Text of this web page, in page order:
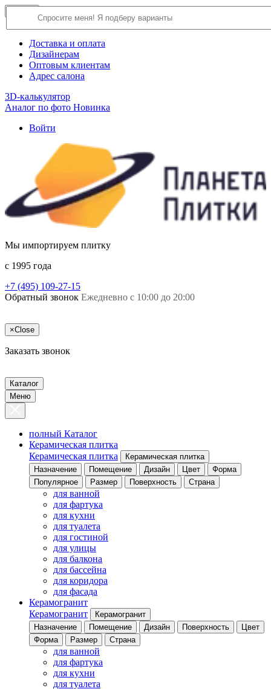
О компании
Доставка и оплата
Дизайнерам
Оптовым клиентам
Адрес салона
3D-калькулятор
Аналог по фото Новинка
Войти
Мы импортируем плитку
c 1995 года
+7 (495) 109-27-15
Обратный звонок Ежедневно с 10:00 до 20:00
×Close
Заказать звонок
Каталог
Меню
полный Каталог
Керамическая плитка
Керамическая плитка
Керамическая плитка
Назначение
Помещение Дизайн Цвет
Форма
Популярное
Размер Поверхность Страна
для ванной
для фартука
для кухни
для туалета
для гостиной
для улицы
для балкона
для бассейна
для коридора
для фасада
Керамогранит
Керамогранит
Керамогранит
Назначение
Помещение Дизайн Поверхность
Цвет
Форма
Размер Страна
для ванной
для фартука
для кухни
для туалета